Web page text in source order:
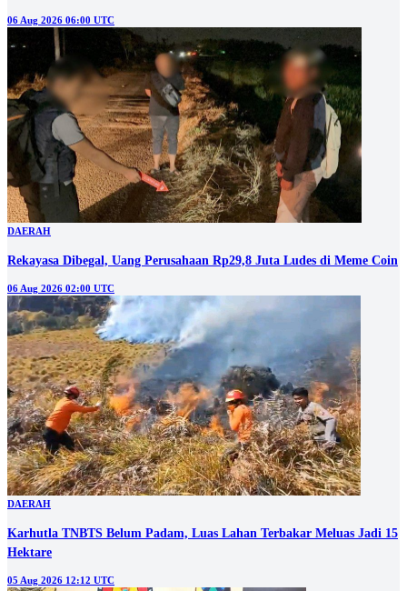
06 Aug 2026 06:00 UTC
DAERAH
Rekayasa Dibegal, Uang Perusahaan Rp29,8 Juta Ludes di Meme Coin
06 Aug 2026 02:00 UTC
DAERAH
Karhutla TNBTS Belum Padam, Luas Lahan Terbakar Meluas Jadi 15
Hektare
05 Aug 2026 12:12 UTC